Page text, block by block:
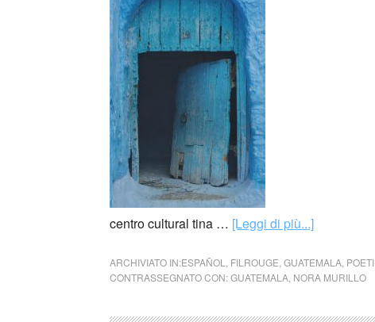
centro cultural tina … [Leggi di più...]
ARCHIVIATO IN:ESPAÑOL FILROUGE GUATEMALA POETI
CONTRASSEGNATO CON:GUATEMALA NORA MURILLO